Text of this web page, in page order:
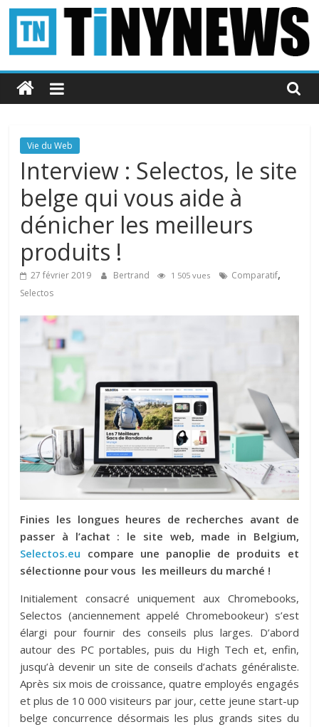
Passer
contenu
Tinynews
Le
belge
connecté
Vie du Web
Interview : Selectos, le site
belge qui vous aide à
dénicher les meilleurs
produits !
27 février 2019 Bertrand 1 505 vues Comparatif,
Selectos
Finies les longues heures de recherches avant de
passer à l’achat : le site web, made in Belgium,
Selectos.eu compare une panoplie de produits et
sélectionne pour vous les meilleurs du marché !
Initialement consacré uniquement aux Chromebooks,
Selectos (anciennement appelé Chromebookeur) s’est
élargi pour fournir des conseils plus larges. D’abord
autour des PC portables, puis du High Tech et, enfin,
jusqu’à devenir un site de conseils d’achats généraliste.
Après six mois de croissance, quatre employés engagés
et plus de 10 000 visiteurs par jour, cette jeune start-up
belge concurrence désormais les plus grands sites du